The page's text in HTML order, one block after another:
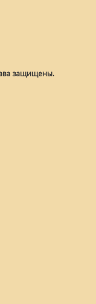
защищены.